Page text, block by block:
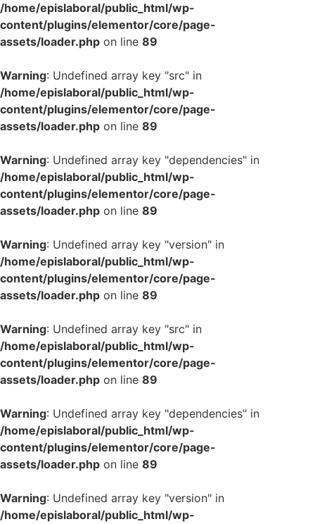
/home/epislaboral/public_html/wp-
content/plugins/elementor/core/page-
assets/loader.php on line 89
Warning: Undefined array key "src" in
/home/epislaboral/public_html/wp-
content/plugins/elementor/core/page-
assets/loader.php on line 89
Warning: Undefined array key "dependencies" in
/home/epislaboral/public_html/wp-
content/plugins/elementor/core/page-
assets/loader.php on line 89
Warning: Undefined array key "version" in
/home/epislaboral/public_html/wp-
content/plugins/elementor/core/page-
assets/loader.php on line 89
Warning: Undefined array key "src" in
/home/epislaboral/public_html/wp-
content/plugins/elementor/core/page-
assets/loader.php on line 89
Warning: Undefined array key "dependencies" in
/home/epislaboral/public_html/wp-
content/plugins/elementor/core/page-
assets/loader.php on line 89
Warning: Undefined array key "version" in
/home/epislaboral/public_html/wp-